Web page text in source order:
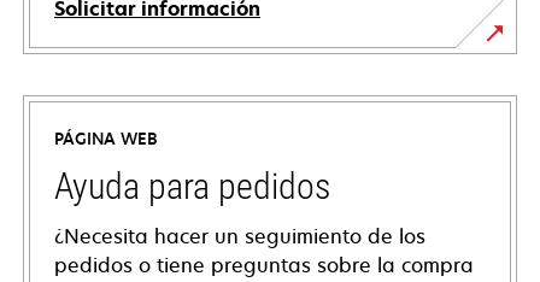
Solicitar información
PÁGINA WEB
Ayuda para pedidos
¿Necesita hacer un seguimiento de los
pedidos o tiene preguntas sobre la compra